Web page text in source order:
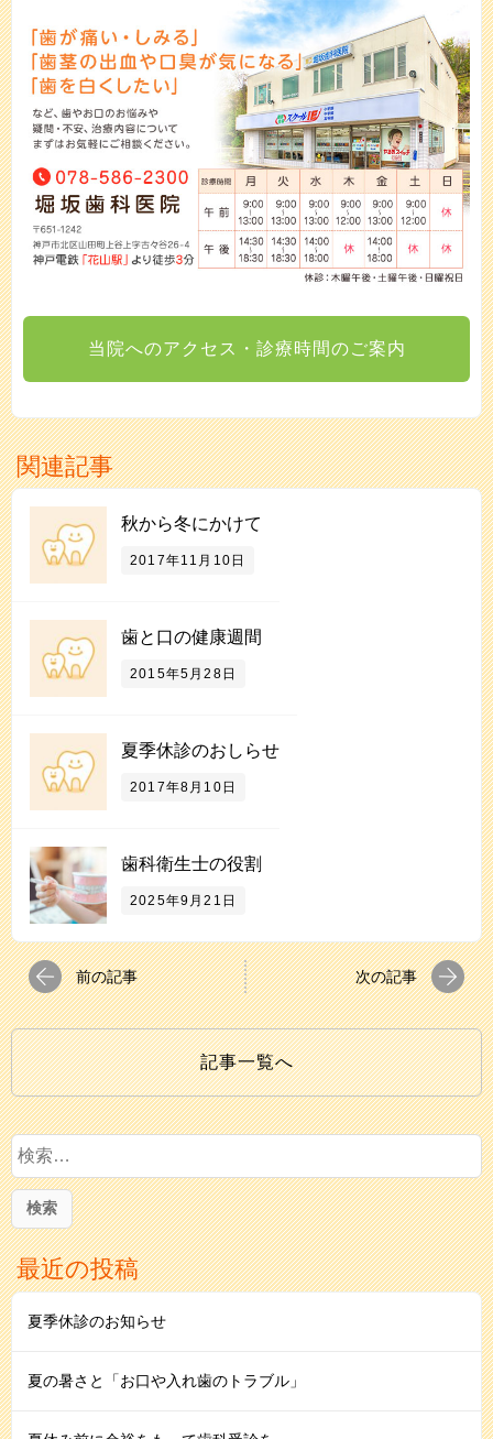
当院へのアクセス・診療時間のご案内
関連記事
秋から冬にかけて
2017年11月10日
歯と口の健康週間
2015年5月28日
夏季休診のおしらせ
2017年8月10日
歯科衛生士の役割
2025年9月21日
前の記事 次の記事
記事一覧へ
検
索
:
最近の投稿
夏季休診のお知らせ
夏の暑さと「お口や入れ歯のトラブル」